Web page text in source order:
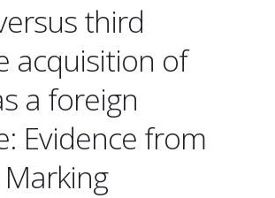
third
acquisition of
a foreign
Evidence from